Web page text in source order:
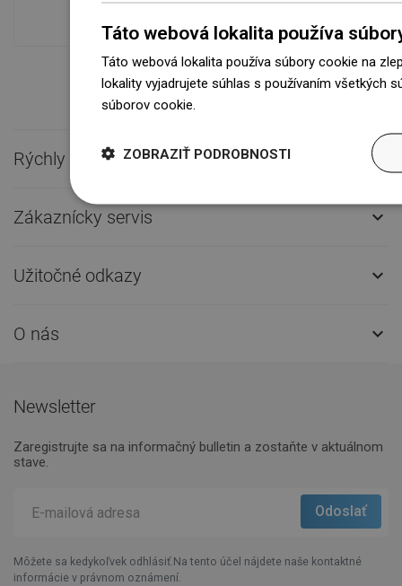
prepravu!
Rýchly kontakt 
Zákaznícky servis 
Užitočné odkazy 
O nás 
Newsletter
Zaregistrujte sa na informačný bulletin a zostaňte v aktuálnom
stave.
Môžete sa kedykoľvek odhlásiť.Na tento účel nájdete naše kontaktné
informácie v právnom oznámení.
Táto webová lokalita používa
Táto webová lokalita používa súbory cookie na
lokality vyjadrujete súhlas s používaním všetkých
súborov cookie.
ZOBRAZIŤ PODROBNOSTI